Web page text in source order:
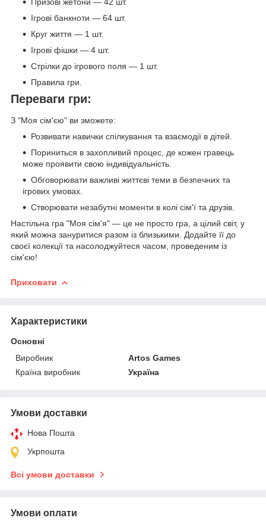
Ігрові банкноти — 64 шт.
Круг життя — 1 шт.
Ігрові фішки — 4 шт.
Стрілки до ігрового поля — 1 шт.
Правила гри.
Переваги гри:
З "Моя сім'єю" ви зможете:
Розвивати навички спілкування та взаємодії в дітей.
Пориниться в захопливий процес, де кожен гравець
може проявити свою індивідуальність.
Обговорювати важливі життєві теми в безпечних та
ігрових умовах.
Створювати незабутні моменти в колі сім'ї та друзів.
Настільна гра "Моя сім'я" — це не просто гра, а цілий світ, у
який можна зануритися разом із близькими. Додайте її до
своєї колекції та насолоджуйтеся часом, проведеним із
сім'єю!
Приховати
Характеристики
Основні
Виробник
Artos Games
Країна виробник
Україна
Умови доставки
Нова Пошта
Укрпошта
Всі умови доставки
Умови оплати